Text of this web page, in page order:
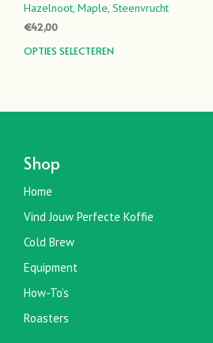
Hazelnoot, Maple, Steenvrucht
€42,00
OPTIES SELECTEREN
variaties.
Shop
Home
Vind Jouw Perfecte Koffie
Cold Brew
Equipment
How-To’s
Roasters